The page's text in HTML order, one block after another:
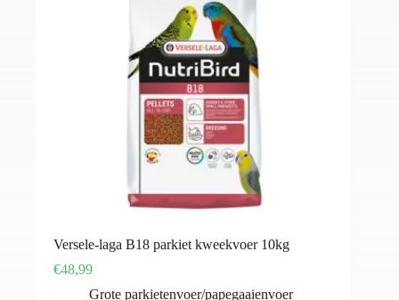
Versele-laga B18 parkiet kweekvoer 10kg
€48,99
Grote parkietenvoer/papegaaienvoer